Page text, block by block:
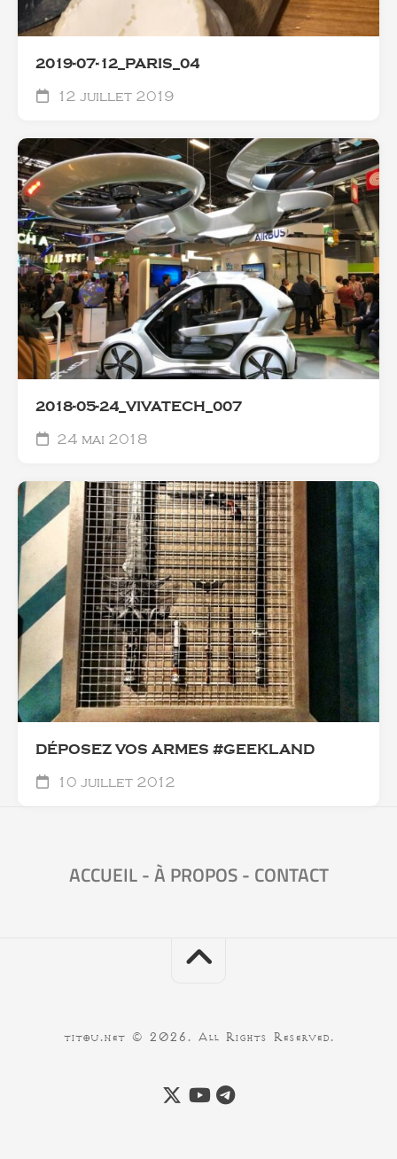
2019-07-12_PARIS_04
12 juillet 2019
2018-05-24_VIVATECH_007
24 mai 2018
DÉPOSEZ VOS ARMES #GEEKLAND
10 juillet 2012
ACCUEIL-À PROPOS- CONTACT
titou.net © 2026. All Rights Reserved.